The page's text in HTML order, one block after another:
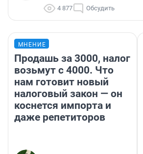
4 877 Обсудить
МНЕНИЕ
Продашь за 3000, налог
возьмут с 4000. Что
нам готовит новый
налоговый закон — он
коснется импорта и
даже репетиторов